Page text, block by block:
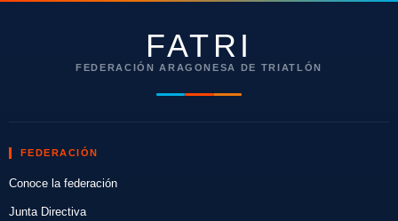
FATRI
FEDERACIÓN ARAGONESA DE TRIATLÓN
FEDERACIÓN
Conoce la federación
Junta Directiva